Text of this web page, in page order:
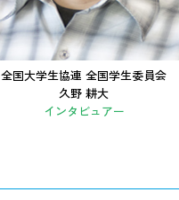
全国大学生協連 全国学生委員会
久野 耕大
インタビュアー